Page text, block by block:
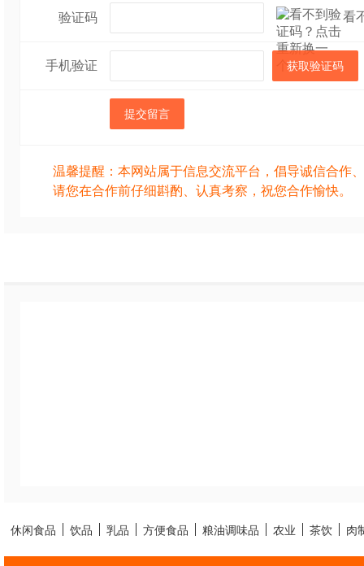
验证码 看
手机验证 获取验证码
提交留言
温馨提醒：本网站属于信息交流平台，倡导诚信合作
请您在合作前仔细斟酌、认真考察，祝您合作愉快。
休闲食品 饮品 乳品 方便食品 粮油调味品 农业 茶饮 肉